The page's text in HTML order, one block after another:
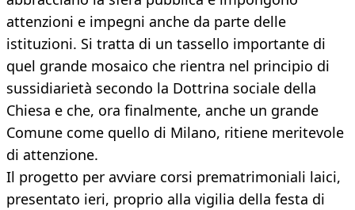
attenzioni e impegni anche da parte delle
istituzioni. Si tratta di un tassello importante di
quel grande mosaico che rientra nel principio di
sussidiarietà secondo la Dottrina sociale della
Chiesa e che, ora finalmente, anche un grande
Comune come quello di Milano, ritiene meritevole
di attenzione.
Il progetto per avviare corsi prematrimoniali laici,
presentato ieri, proprio alla vigilia della festa di